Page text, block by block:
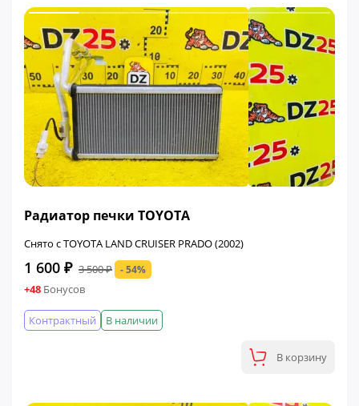
Радиатор печки TOYOTA
Снято с TOYOTA LAND CRUISER PRADO (2002)
1 600 ₽ 3 500 ₽ - 54%
+48 Бонусов
В наличии
Контрактный
В корзину